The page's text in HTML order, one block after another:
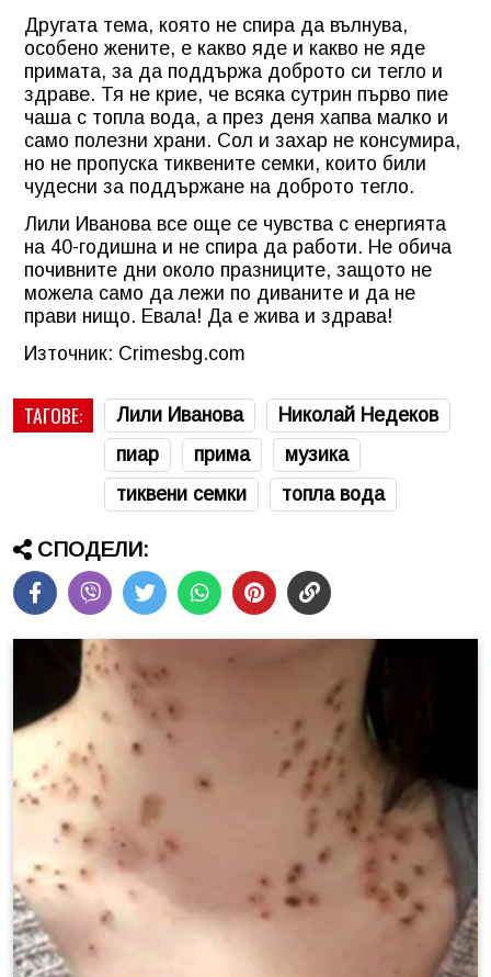
Другата тема, която не спира да вълнува,
особено жените, е какво яде и какво не яде
примата, за да поддържа доброто си тегло и
здраве. Тя не крие, че всяка сутрин първо пие
чаша с топла вода, а през деня хапва малко и
само полезни храни. Сол и захар не консумира,
но не пропуска тиквените семки, които били
чудесни за поддържане на доброто тегло.
Лили Иванова все още се чувства с енергията
на 40-годишна и не спира да работи. Не обича
почивните дни около празниците, защото не
можела само да лежи по диваните и да не
прави нищо. Евала! Да е жива и здрава!
Източник: Crimesbg.com
ТАГОВЕ: Лили Иванова
Николай Недеков
пиар
прима
музика
тиквени семки
топла вода
СПОДЕЛИ: